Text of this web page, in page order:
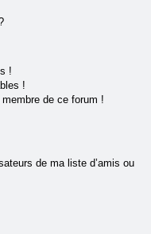
!
!
membre de ce forum !
de ma liste d’amis ou